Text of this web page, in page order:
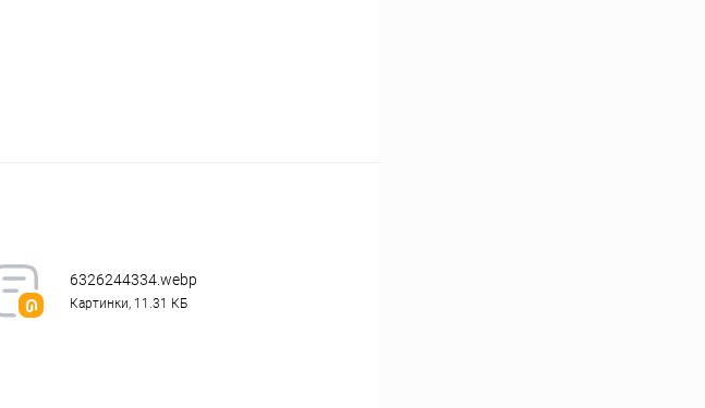
6326244334.webp
Картинки, 11.31 КБ